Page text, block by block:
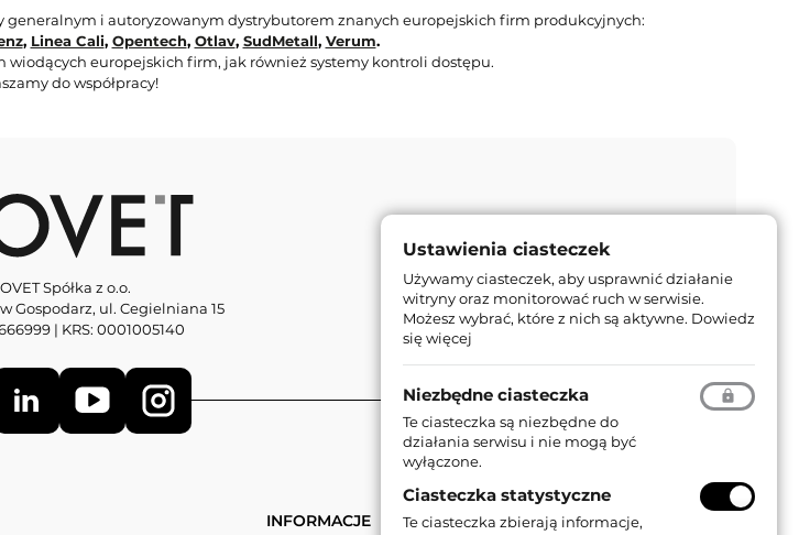
generalnym i autoryzowanym dystrybutorem znanych europejskich firm produkcyjnych:
, Linea Cali, Opentech, Otlav, SudMetall, Verum.
europejskich firm, jak również systemy kontroli dostępu.
do współpracy!
Spółka z o.o.
Gospodarz, ul. Cegielniana 15
| KRS: 0001005140
INFORMACJE
Ustawienia ciasteczek
Używamy ciasteczek, aby usprawnić działanie
witryny oraz monitorować ruch w serwisie.
Możesz wybrać, które z nich są aktywne. Dowiedz
się więcej
Niezbędne ciasteczka
Te ciasteczka są niezbędne do
działania serwisu i nie mogą być
wyłączone.
Ciasteczka statystyczne
Te ciasteczka zbierają informacje,